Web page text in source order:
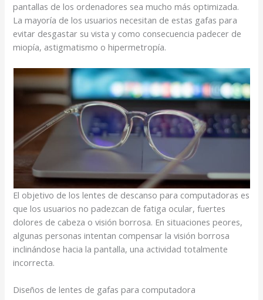
pantallas de los ordenadores sea mucho más optimizada.
La mayoría de los usuarios necesitan de estas gafas para
evitar desgastar su vista y como consecuencia padecer de
miopía, astigmatismo o hipermetropía.
El objetivo de los lentes de descanso para computadoras es
que los usuarios no padezcan de fatiga ocular, fuertes
dolores de cabeza o visión borrosa. En situaciones peores,
algunas personas intentan compensar la visión borrosa
inclinándose hacia la pantalla, una actividad totalmente
incorrecta.
Diseños de lentes de gafas para computadora